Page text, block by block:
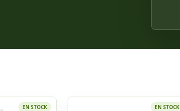
EN STOCK EN STOCK